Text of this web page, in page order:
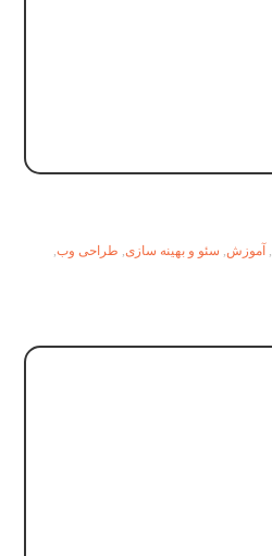
,آموزش, سئو و بهینه سازی, طراحی وب,